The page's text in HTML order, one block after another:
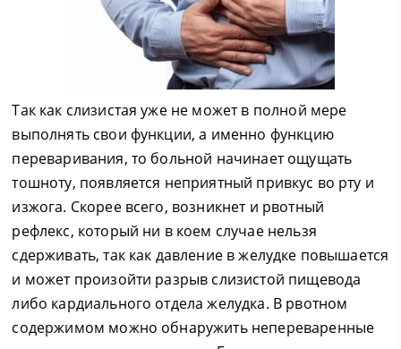
Так как слизистая уже не может в полной мере
выполнять свои функции, а именно функцию
переваривания, то больной начинает ощущать
тошноту, появляется неприятный привкус во рту и
изжога. Скорее всего, возникнет и рвотный
рефлекс, который ни в коем случае нельзя
сдерживать, так как давление в желудке повышается
и может произойти разрыв слизистой пищевода
либо кардиального отдела желудка. В рвотном
содержимом можно обнаружить непереваренные